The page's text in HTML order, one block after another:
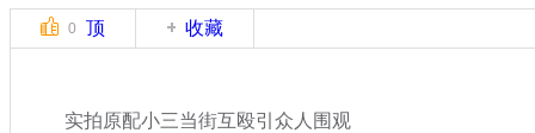
0 顶 收藏
实拍原配小三当街互殴引众人围观